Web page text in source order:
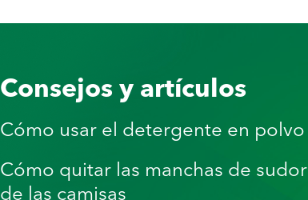
Consejos y artículos
Cómo usar el detergente en polvo
Cómo quitar las manchas de sudor
de las camisas